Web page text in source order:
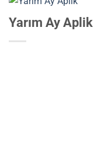
Yarım Ay Aplik